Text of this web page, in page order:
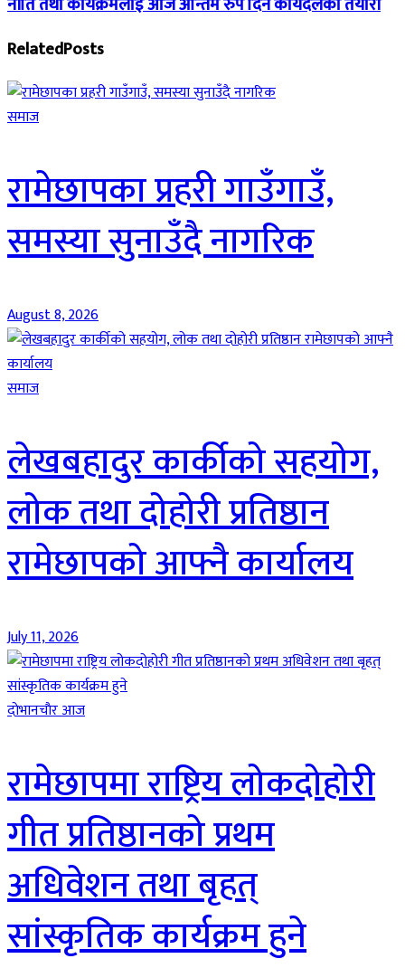
RelatedPosts
समाज
रामेछापका प्रहरी गाउँगाउँ,
समस्या सुनाउँदै नागरिक
August 8, 2026
समाज
लेखबहादुर कार्कीको सहयोग,
लोक तथा दोहोरी प्रतिष्ठान
रामेछापको आफ्नै कार्यालय
July 11, 2026
दाेभानचाैर आज
रामेछापमा राष्ट्रिय लोकदोहोरी
गीत प्रतिष्ठानको प्रथम
अधिवेशन तथा बृहत्
सांस्कृतिक कार्यक्रम हुने